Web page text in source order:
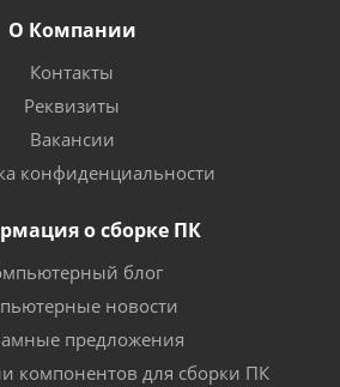
О Компании
Контакты
Реквизиты
Вакансии
конфиденциальности
о сборке ПК
блог
новости
предложения
компонентов для сборки ПК